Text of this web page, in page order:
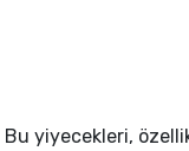
yiyecekleri,